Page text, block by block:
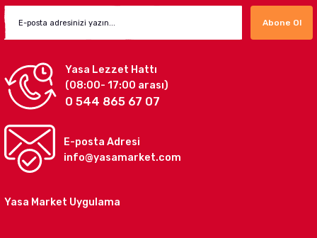
Abone Ol
Yasa Lezzet Hattı
(08:00- 17:00 arası)
0 544 865 67 07
E-posta Adresi
info@yasamarket.com
Yasa Market Uygulama